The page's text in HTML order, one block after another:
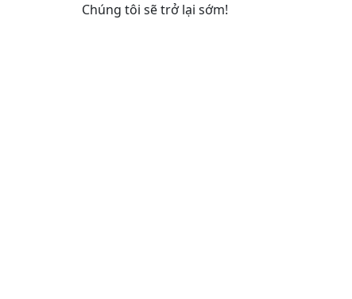
Chúng tôi sẽ trở lại sớm!